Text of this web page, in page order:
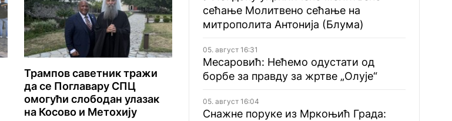
Трампов саветник тражи
да се Поглавару СПЦ
омогући слободан улазак
на Косово и Метохију
сећање Молитвено сећање на
митрополита Антонија (Блума)
05. август 16:31
Месаровић: Нећемо одустати од
борбе за правду за жртве „Олује“
05. август 16:04
Снажне поруке из Мркоњић Града: